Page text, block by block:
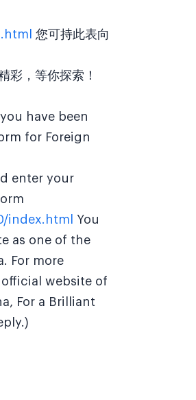
您可持此表向
，等你探索！
have been
for Foreign
enter your
index.html
You
as one of the
For more
website of
For a Brilliant